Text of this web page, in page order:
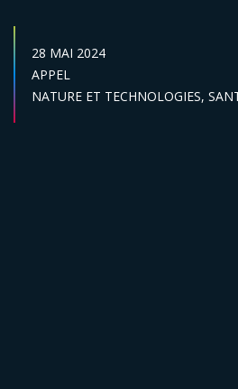
DATE DE PUBLICATION :
28 MAI 2024
Catégories :
APPEL
Secteur :
NATURE ET TECHNOLOGIES,